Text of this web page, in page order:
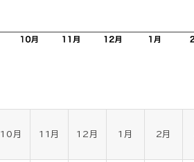
10月 11月 12月 1月 2月